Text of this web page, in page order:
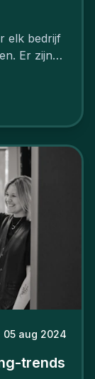
elk bedrijf
je dat
05 aug 2024
trends